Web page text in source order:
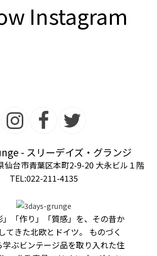
Instagram
- スリーデイズ・グランジ
仙台市青葉区本町2-9-20 大永ビル１階
TEL:022-211-4135
」「作り」「質感」を、その昔か
てきた北欧とドイツ。 ものづく
学ぶビンテージ品を取り入れた住